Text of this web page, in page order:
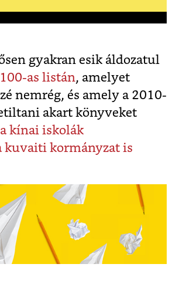
gyakran esik áldozatul
100-as listán, amelyet
nemrég, és amely a 2010-
akart könyveket
a kínai iskolák
kuvaiti kormányzat is